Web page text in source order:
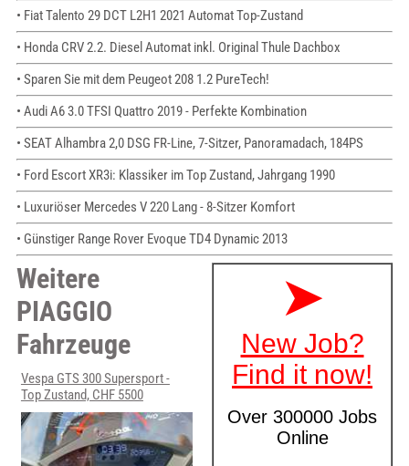
• Fiat Talento 29 DCT L2H1 2021 Automat Top-Zustand
• Honda CRV 2.2. Diesel Automat inkl. Original Thule Dachbox
• Sparen Sie mit dem Peugeot 208 1.2 PureTech!
• Audi A6 3.0 TFSI Quattro 2019 - Perfekte Kombination
• SEAT Alhambra 2,0 DSG FR-Line, 7-Sitzer, Panoramadach, 184PS
• Ford Escort XR3i: Klassiker im Top Zustand, Jahrgang 1990
• Luxuriöser Mercedes V 220 Lang - 8-Sitzer Komfort
• Günstiger Range Rover Evoque TD4 Dynamic 2013
Weitere
PIAGGIO
Fahrzeuge
Vespa GTS 300 Supersport -
Top Zustand, CHF 5500